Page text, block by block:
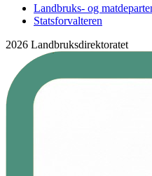
Landbruks- og
Statsforvalteren
2026 Landbruksdirektoratet